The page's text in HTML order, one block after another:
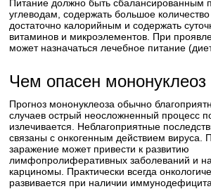
Питание должно быть сбалансированным
углеводам, содержать большое
достаточно калорийным и содержать
витаминов и микроэлементов. При
может назначаться лечебное питание
Чем опасен мононуклеоз
Прогноз мононуклеоза обычно
случаев острый неосложненный процесс
излечивается. Неблагоприятные
связаны с онкогенным действием вируса.
заражение может привести к развитию
лимфопролиферативных заболеваний и
карциномы. Практически всегда
развивается при наличии иммунодефицита.